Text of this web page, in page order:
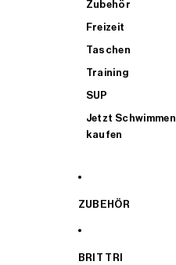
Zubehör
Freizeit
Taschen
Training
SUP
Jetzt Schwimmen
kaufen
ZUBEHÖR
BRIT TRI